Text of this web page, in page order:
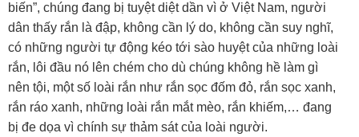
biến”, chúng đang bị tuyệt diệt dần vì ở Việt Nam, người
dân thấy rắn là đập, không cần lý do, không cần suy nghĩ,
có những người tự động kéo tới sào huyệt của những loài
rắn, lôi đầu nó lên chém cho dù chúng không hề làm gì
nên tội, một số loài rắn như rắn sọc đốm đỏ, rắn sọc xanh,
rắn ráo xanh, những loài rắn mắt mèo, rắn khiếm,… đang
bị đe dọa vì chính sự thảm sát của loài người.